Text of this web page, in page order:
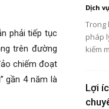
phải tiếp tục
trên đường
chiếm đoạt
gần 4 năm là
Dịch
Trong
pháp
kiếm
Lợi